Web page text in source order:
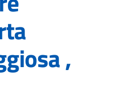
,